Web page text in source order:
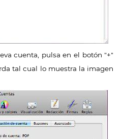
cuenta, pulsa en el botón "+"
tal cual lo muestra la imagen